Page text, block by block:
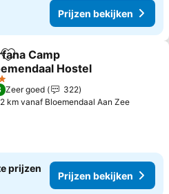
Prijzen bekijken
Toevoegen aan favorieten
Camp
Hostel
Zeer goed
322
km vanaf Bloemendaal Aan Zee
prijzen
Prijzen bekijken